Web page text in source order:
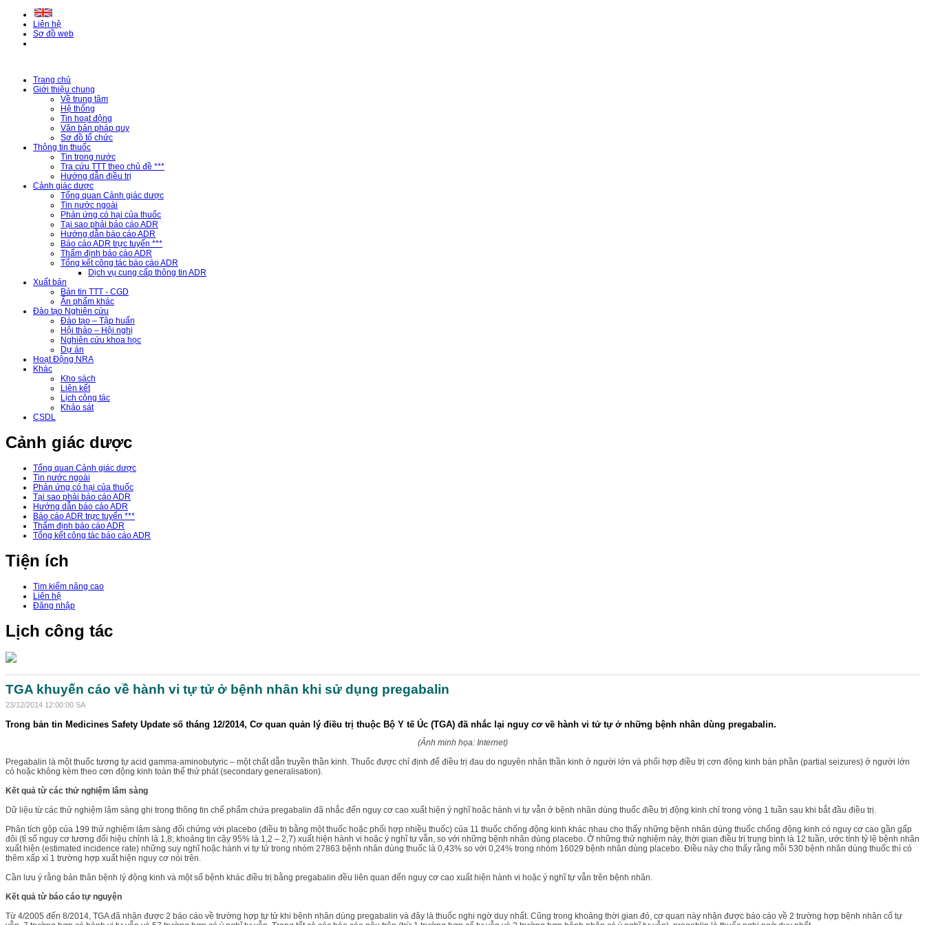
Liên hệ
Sơ đồ web
Trang chủ
Giới thiệu chung
Về trung tâm
Hệ thống
Tin hoạt động
Văn bản pháp quy
Sơ đồ tổ chức
Thông tin thuốc
Tin trong nước
Tra cứu TTT theo chủ đề ***
Hướng dẫn điều trị
Cảnh giác dược
Tổng quan Cảnh giác dược
Tin nước ngoài
Phản ứng có hại của thuốc
Tại sao phải báo cáo ADR
Hướng dẫn báo cáo ADR
Báo cáo ADR trực tuyến ***
Thẩm định báo cáo ADR
Tổng kết công tác báo cáo ADR
Dịch vụ cung cấp thông tin ADR
Xuất bản
Bản tin TTT - CGD
Ấn phẩm khác
Đào tạo Nghiên cứu
Đào tạo – Tập huấn
Hội thảo – Hội nghị
Nghiên cứu khoa học
Dự án
Hoạt Động NRA
Khác
Kho sách
Liên kết
Lịch công tác
Khảo sát
CSDL
Cảnh giác dược
Tổng quan Cảnh giác dược
Tin nước ngoài
Phản ứng có hại của thuốc
Tại sao phải báo cáo ADR
Hướng dẫn báo cáo ADR
Báo cáo ADR trực tuyến ***
Thẩm định báo cáo ADR
Tổng kết công tác báo cáo ADR
Tiện ích
Tim kiếm nâng cao
Liên hệ
Đăng nhập
Lịch công tác
TGA khuyến cáo về hành vi tự tử ở bệnh nhân khi sử dụng pregabalin
23/12/2014 12:00:00 SA
Trong bản tin Medicines Safety Update số tháng 12/2014, Cơ quan quản lý điều trị thuộc Bộ Y tế Úc (TGA) đã nhắc lại nguy cơ về hành vi tử tự ở những bệnh nhân dùng pregabalin.
(Ảnh minh họa: Internet)
Pregabalin là một thuốc tương tự acid gamma-aminobutyric – một chất dẫn truyền thần kinh. Thuốc được chỉ định để điều trị đau do nguyên nhân thần kinh ở người lớn và phối hợp điều trị cơn động kinh bán phần (partial seizures) ở người lớn
có hoặc không kèm theo cơn động kinh toàn thể thứ phát (secondary generalisation).
Kết quả từ các thử nghiệm lâm sàng
Dữ liệu từ các thử nghiệm lâm sàng ghi trong thông tin chế phẩm chứa pregabalin đã nhắc đến nguy cơ cao xuất hiện ý nghĩ hoặc hành vi tự vẫn ở bệnh nhân dùng thuốc điều trị động kinh chỉ trong vòng 1 tuần sau khi bắt đầu điều trị.
Phân tích gộp của 199 thử nghiệm lâm sàng đối chứng với placebo (điều trị bằng một thuốc hoặc phối hợp nhiều thuốc) của 11 thuốc chống động kinh khác nhau cho thấy những bệnh nhân dùng thuốc chống động kinh có nguy cơ cao gần gấp
đôi (tỉ số nguy cơ tương đối hiệu chỉnh là 1,8; khoảng tin cậy 95% là 1,2 – 2,7) xuất hiện hành vi hoặc ý nghĩ tự vẫn, so với những bệnh nhân dùng placebo. Ở những thử nghiệm này, thời gian điều trị trung bình là 12 tuần, ước tính tỷ lệ bệnh nhân
xuất hiện (estimated incidence rate) những suy nghĩ hoặc hành vi tự tử trong nhóm 27863 bệnh nhân dùng thuốc là 0,43% so với 0,24% trong nhóm 16029 bệnh nhân dùng placebo. Điều này cho thấy rằng mỗi 530 bệnh nhân dùng thuốc thì có
thêm xấp xỉ 1 trường hợp xuất hiện nguy cơ nói trên.
Cần lưu ý rằng bản thân bệnh lý động kinh và một số bệnh khác điều trị bằng pregabalin đều liên quan đến nguy cơ cao xuất hiện hành vi hoặc ý nghĩ tự vẫn trên bệnh nhân.
Kết quả từ báo cáo tự nguyện
Từ 4/2005 đến 8/2014, TGA đã nhận được 2 báo cáo về trường hợp tự tử khi bệnh nhân dùng pregabalin và đây là thuốc nghi ngờ duy nhất. Cũng trong khoảng thời gian đó, cơ quan này nhận được báo cáo về 2 trường hợp bệnh nhân cố tự